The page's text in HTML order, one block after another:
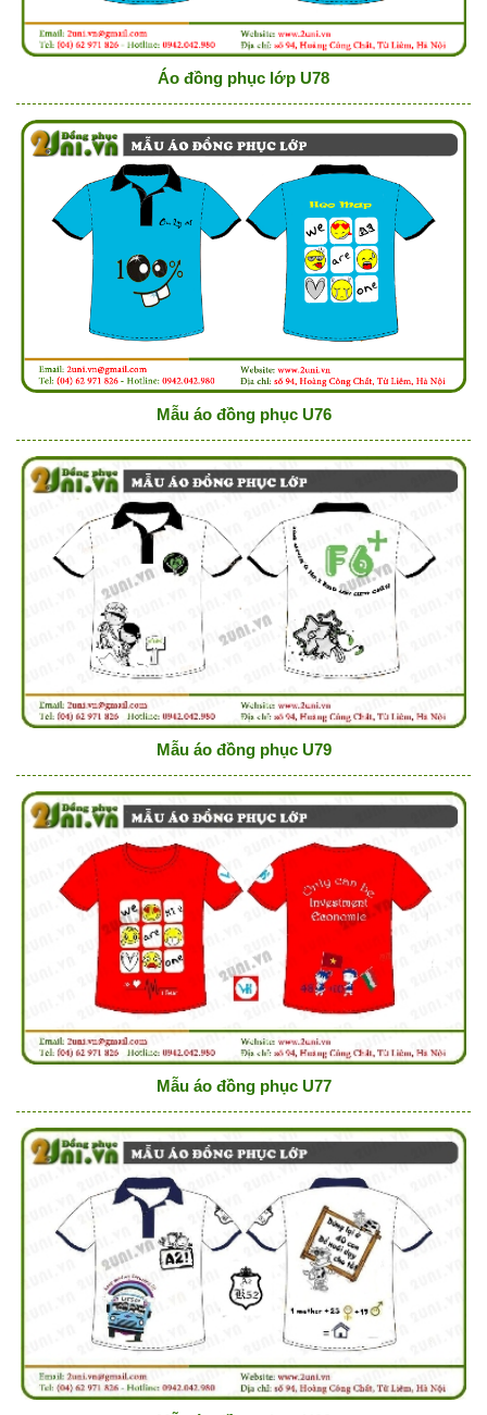
Áo đồng phục lớp U78
Mẫu áo đồng phục U76
Mẫu áo đồng phục U79
Mẫu áo đồng phục U77